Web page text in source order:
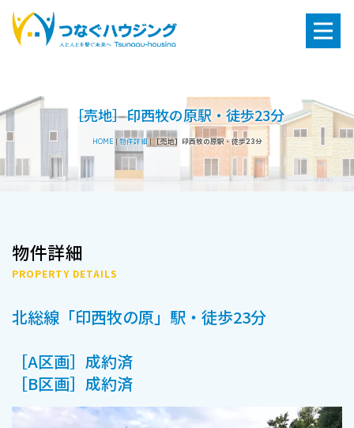
［売地］印西牧の原駅・徒歩23分
HOME | 物件詳細| ［売地］印西牧の原駅・徒歩23分
物件詳細
PROPERTY DETAILS
北総線「印西牧の原」駅・徒歩23分
［A区画］成約済
［B区画］成約済